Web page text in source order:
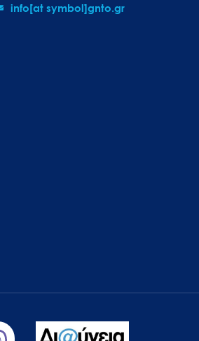
info[at symbol]gnto.gr